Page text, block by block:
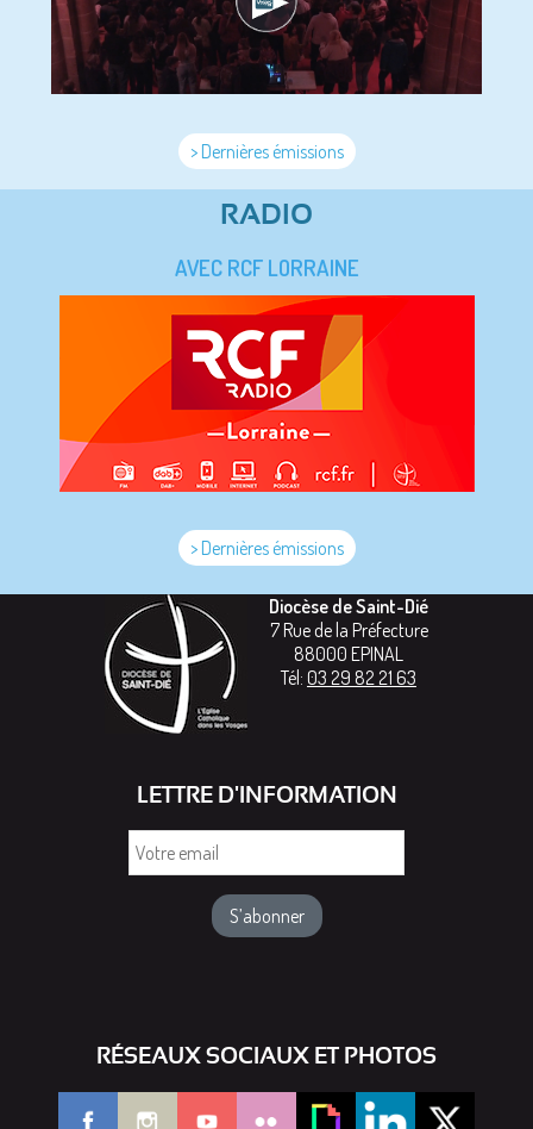
> Dernières émissions
RADIO
AVEC RCF LORRAINE
> Dernières émissions
Diocèse de Saint-Dié
7 Rue de la Préfecture
88000 EPINAL
Tél: 03 29 82 21 63
LETTRE D'INFORMATION
RÉSEAUX SOCIAUX ET PHOTOS